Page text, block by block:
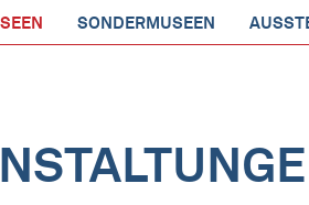
SONDERMUSEEN